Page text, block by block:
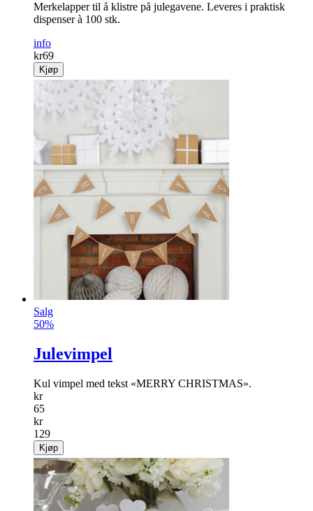
Merkelapper til å klistre på julegavene. Leveres i praktisk
dispenser à 100 stk.
info
kr69
Kjøp
Salg
50%
Julevimpel
Kul vimpel med tekst «MERRY CHRISTMAS».
kr
65
kr
129
Kjøp